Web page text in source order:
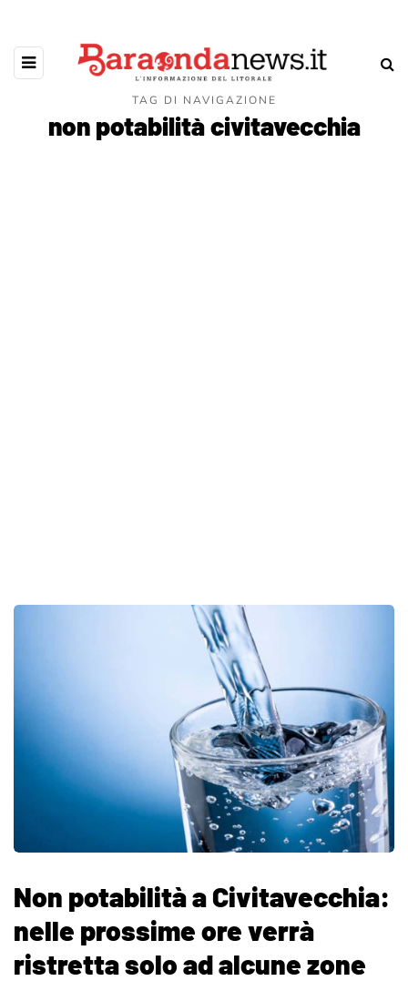
TAG DI NAVIGAZIONE
non potabilità civitavecchia
Non potabilità a Civitavecchia:
nelle prossime ore verrà
ristretta solo ad alcune zone